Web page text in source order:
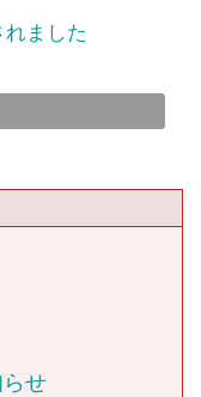
ました
せ